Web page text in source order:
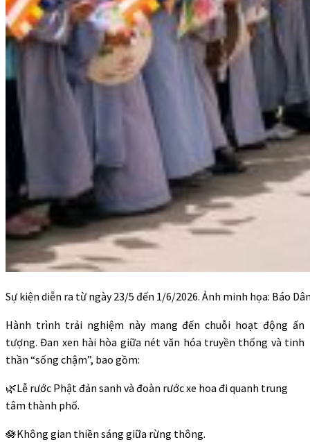
Sự kiện diễn ra từ ngày 23/5 đến 1/6/2026. Ảnh minh họa: Báo
Hành trình trải nghiệm này mang đến chuỗi hoạt động ấn
tượng. Đan xen hài hòa giữa nét văn hóa truyền thống và tinh
thần “sống chậm”, bao gồm:
🌿Lễ rước Phật đản sanh và đoàn rước xe hoa đi quanh trung
tâm thành phố.
🪷Không gian thiền sáng giữa rừng thông.